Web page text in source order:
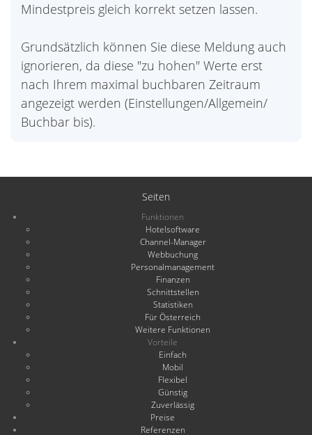
Mindestpreis gleich korrekt setzen lassen.
Grundsätzlich können Sie diese Meldung auch
ignorieren, da diese "zu hohen" Werte erst
nach Ihrem maximal buchbaren Zeitraum
angezeigt werden (Einstellungen/Allgemein/
Buchbar bis).
Seiten
Funktionen
Hotelsoftware
Channel-Manager
Webbuchung
Personalmanagement
Finanzen
Schnittstellen
Statistiken
Für Österreich
Weitere Funktionen
Vorteile
Einfach
Mobil
Flexibel
Günstig
Zuverlässig
Preise
Referenzen